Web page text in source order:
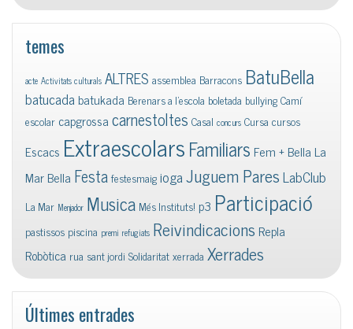
temes
acte Activitats culturals ALTRES assemblea Barracons BatuBella
batucadabatukada Berenars a l'escola boletada bullyingCamí
escolar capgrossacarnestoltes Casal concurs Cursa cursos
Escacs ExtraescolarsFamiliars Fem + Bella La
Mar Bella FestafestesmaigiogaJuguem ParesLabClub
La Mar Menjador Musica Més Instituts! p3 Participació
pastissos piscina premi refugiats Reivindicacions Repla
Robòtica rua sant jordi Solidaritatxerrada Xerrades
Últimes entrades